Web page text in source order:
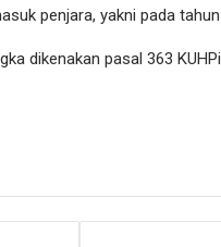
penjara, yakni pada
dikenakan pasal 363